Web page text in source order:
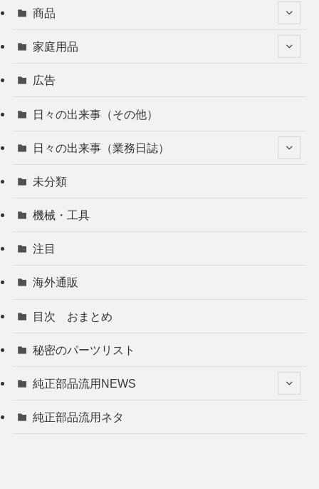
商品
家庭用品
広告
日々の出来事（その他）
日々の出来事（業務日誌）
未分類
機械・工具
注目
海外通販
目次 おまとめ
秘密のパーツリスト
純正部品流用NEWS
純正部品流用ネタ